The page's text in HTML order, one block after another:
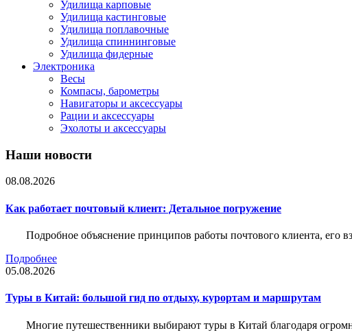
Удилища карповые
Удилища кастинговые
Удилища поплавочные
Удилища спиннинговые
Удилища фидерные
Электроника
Весы
Компасы, барометры
Навигаторы и аксессуары
Рации и аксессуары
Эхолоты и аксессуары
Наши новости
08.08.2026
Как работает почтовый клиент: Детальное погружение
Подробное объяснение принципов работы почтового клиента, его
Подробнее
05.08.2026
Туры в Китай: большой гид по отдыху, курортам и маршрутам
Многие путешественники выбирают туры в Китай благодаря